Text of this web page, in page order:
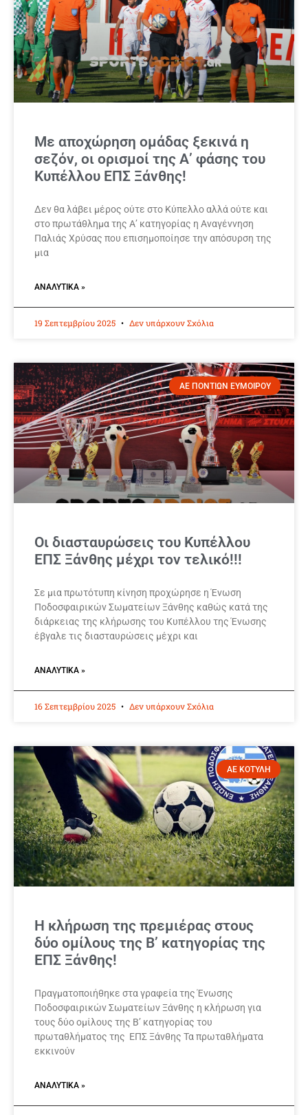
Με αποχώρηση ομάδας ξεκινά η
σεζόν, οι ορισμοί της Α’ φάσης του
Κυπέλλου ΕΠΣ Ξάνθης!
Δεν θα λάβει μέρος ούτε στο Κύπελλο αλλά ούτε και
στο πρωτάθλημα της Α’ κατηγορίας η Αναγέννηση
Παλιάς Χρύσας που επισημοποίησε την απόσυρση της
μια
ΑΝΑΛΥΤΙΚΆ »
19 Σεπτεμβρίου 2025 Δεν υπάρχουν Σχόλια
ΑΕ ΠΟΝΤΙΩΝ ΕΥΜΟΙΡΟΥ
Οι διασταυρώσεις του Κυπέλλου
ΕΠΣ Ξάνθης μέχρι τον τελικό!!!
Σε μια πρωτότυπη κίνηση προχώρησε η Ένωση
Ποδοσφαιρικών Σωματείων Ξάνθης καθώς κατά της
διάρκειας της κλήρωσης του Κυπέλλου της Ένωσης
έβγαλε τις διασταυρώσεις μέχρι και
ΑΝΑΛΥΤΙΚΆ »
16 Σεπτεμβρίου 2025 Δεν υπάρχουν Σχόλια
ΑΕ ΚΟΤΥΛΗ
Η κλήρωση της πρεμιέρας στους
δύο ομίλους της Β’ κατηγορίας της
ΕΠΣ Ξάνθης!
Πραγματοποιήθηκε στα γραφεία της Ένωσης
Ποδοσφαιρικών Σωματείων Ξάνθης η κλήρωση για
τους δύο ομίλους της Β’ κατηγορίας του
πρωταθλήματος της ΕΠΣ Ξάνθης Τα πρωταθλήματα
εκκινούν
ΑΝΑΛΥΤΙΚΆ »